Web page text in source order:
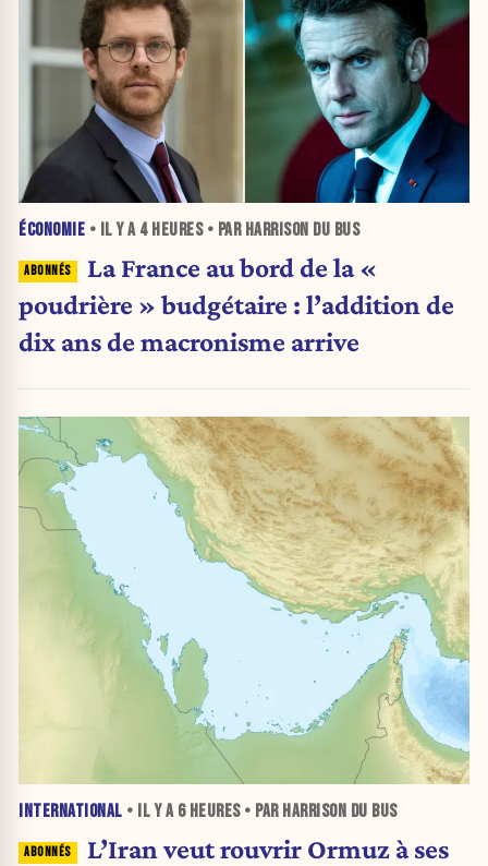
ÉCONOMIE • IL Y A 4 HEURES• PAR HARRISON DU BUS
La France au bord de la «
poudrière » budgétaire : l’addition de
dix ans de macronisme arrive
INTERNATIONAL • IL Y A 6 HEURES• PAR HARRISON DU BUS
L’Iran veut rouvrir Ormuz à ses